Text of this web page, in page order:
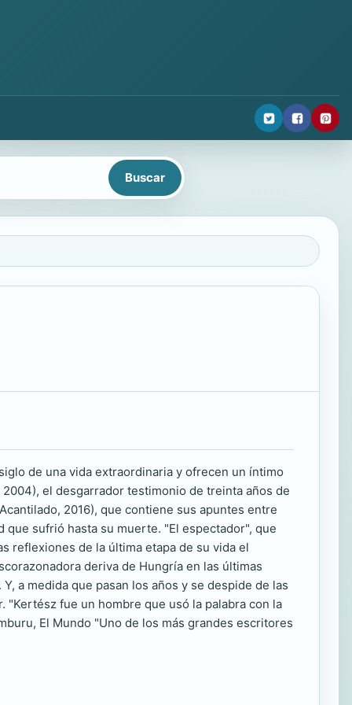
de una vida extraordinaria y ofrecen un íntimo
el desgarrador testimonio de treinta años de
2016), que contiene sus apuntes entre
sufrió hasta su muerte. "El espectador", que
reflexiones de la última etapa de su vida el
deriva de Hungría en las últimas
a medida que pasan los años y se despide de las
"Kertész fue un hombre que usó la palabra con la
El Mundo "Uno de los más grandes escritores